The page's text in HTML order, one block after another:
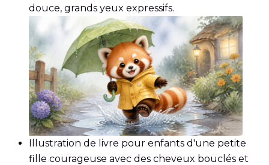
douce, grands yeux expressifs.
Illustration de livre pour enfants d'une petite
fille courageuse avec des cheveux bouclés et